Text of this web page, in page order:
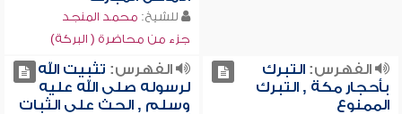
للشيخ: محمد المنجد
جزء من محاضرة ( البركة)
الفهرس:التبرك
بأحجار مكة , التبرك
الممنوع
الفهرس: تثبيت الله
لرسوله صلى الله عليه
وسلم , الحث على الثبات